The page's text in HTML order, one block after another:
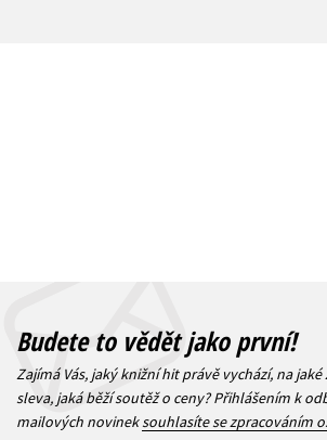
Budete to vědět jako první!
Zajímá Vás, jaký knižní hit právě vychází, na
sleva, jaká běží soutěž o ceny? Přihlášením k
mailových novineksouhlasíte se zpracováním